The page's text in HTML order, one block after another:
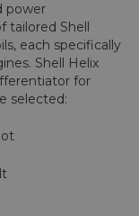
power
tailored Shell
each specifically
Shell Helix
for
selected: